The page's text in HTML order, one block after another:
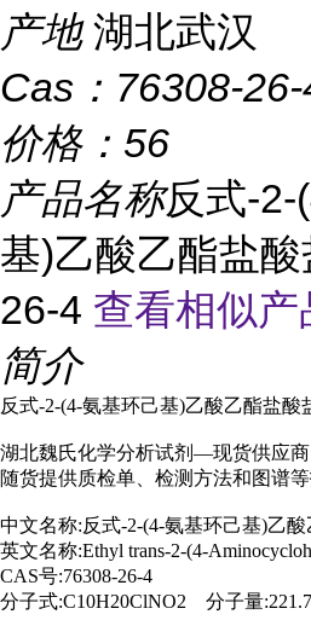
产地 湖北武汉
Cas： 76308-26-
价格： 56
产品名称反式-2-
基)乙酸乙酯盐
26-4 查看相似
简介
反式-2-(4-氨基环己基)乙酸乙酯盐酸
湖北魏氏化学分析试剂—现货供应商
随货提供质检单、检测方法和图谱
中文名称:反式-2-(4-氨基环己基)乙
英文名称:Ethyl trans-2-(4-
CAS号:76308-26-4
分子式:C10H20ClNO2 分子量